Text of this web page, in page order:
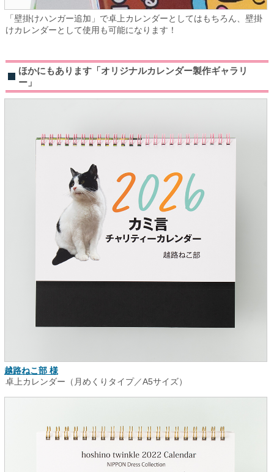
「壁掛けハンガー追加」で卓上カレンダーとしてはもちろん、壁掛
けカレンダーとして使用も可能になります！
ほかにもあります「オリジナルカレンダー製作ギャラリ
ー」
越路ねこ部 様
卓上カレンダー（月めくりタイプ／A5サイズ）